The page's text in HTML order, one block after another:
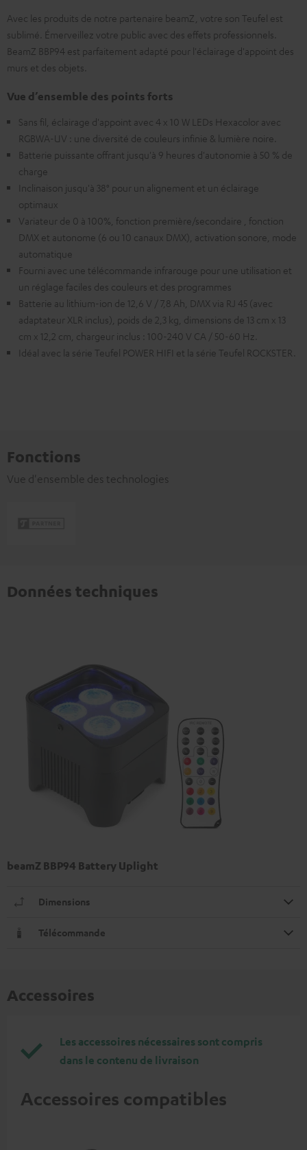
Avec les produits de notre partenaire beamZ, votre son Teufel est
sublimé. Émerveillez votre public avec des effets professionnels.
BeamZ BBP94 est parfaitement adapté pour l'éclairage d'appoint des
murs et des objets.
Vue d’ensemble des points forts
Sans fil, éclairage d'appoint avec 4 x 10 W LEDs Hexacolor avec
RGBWA-UV : une diversité de couleurs infinie & lumière noire.
Batterie puissante offrant jusqu'à 9 heures d'autonomie à 50 % de
charge
Inclinaison jusqu'à 38° pour un alignement et un éclairage
optimaux
Variateur de 0 à 100%, fonction première/secondaire , fonction
DMX et autonome (6 ou 10 canaux DMX), activation sonore, mode
automatique
Fourni avec une télécommande infrarouge pour une utilisation et
un réglage faciles des couleurs et des programmes
Batterie au lithium-ion de 12,6 V / 7,8 Ah, DMX via RJ 45 (avec
adaptateur XLR inclus), poids de 2,3 kg, dimensions de 13 cm x 13
cm x 12,2 cm, chargeur inclus : 100-240 V CA / 50-60 Hz.
Idéal avec la série Teufel POWER HIFI et la série Teufel ROCKSTER.
Fonctions
Vue d'ensemble des technologies
Données techniques
beamZ BBP94 Battery Uplight
Dimensions
Télécommande
Accessoires
Les accessoires nécessaires sont compris
dans le contenu de livraison
Accessoires compatibles